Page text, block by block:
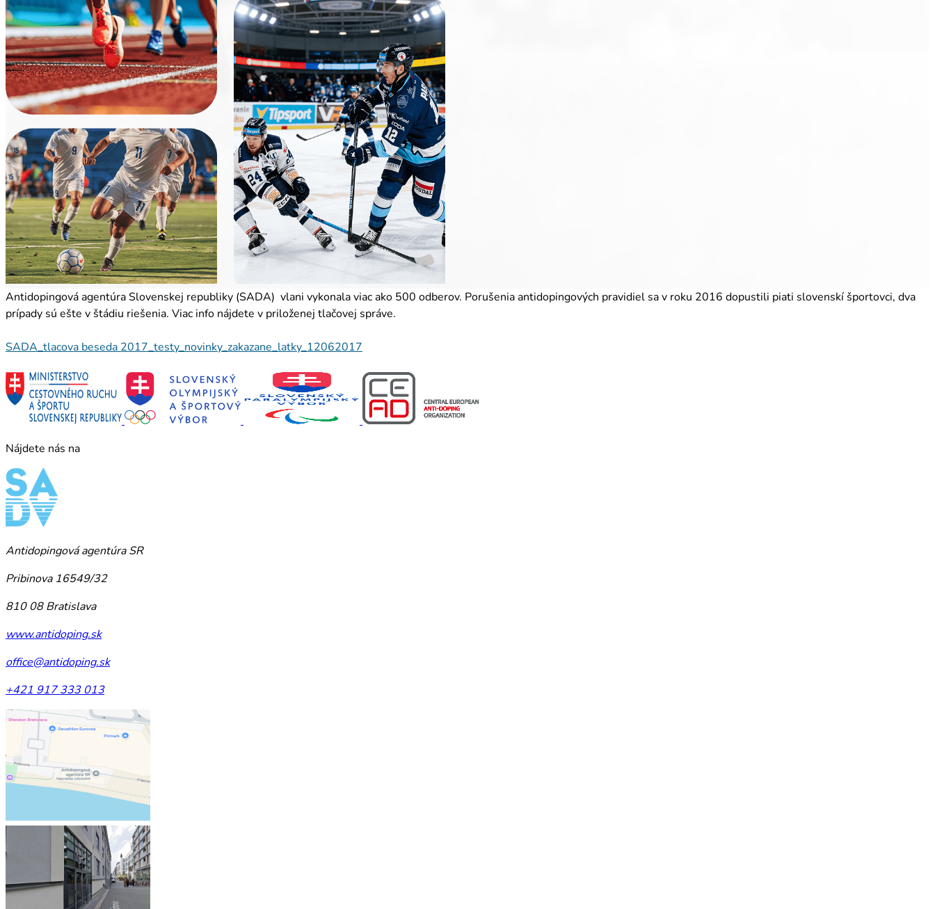
Antidopingová agentúra Slovenskej republiky (SADA) vlani vykonala viac ako 500 odberov. Porušenia antidopingových pravidiel sa v roku 2016 dopustili piati slovenskí športovci, dva
prípady sú ešte v štádiu riešenia. Viac info nájdete v priloženej tlačovej správe.
SADA_tlacova beseda 2017_testy_novinky_zakazane_latky_12062017
Nájdete nás na
Antidopingová agentúra SR
Pribinova 16549/32
810 08 Bratislava
www.antidoping.sk
office@antidoping.sk
+421 917 333 013